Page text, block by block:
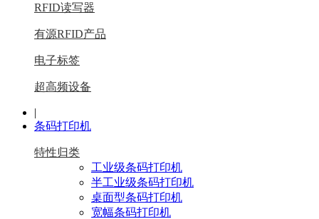
RFID读写器
有源RFID产品
电子标签
超高频设备
|
条码打印机
特性归类
工业级条码打印机
半工业级条码打印机
桌面型条码打印机
宽幅条码打印机